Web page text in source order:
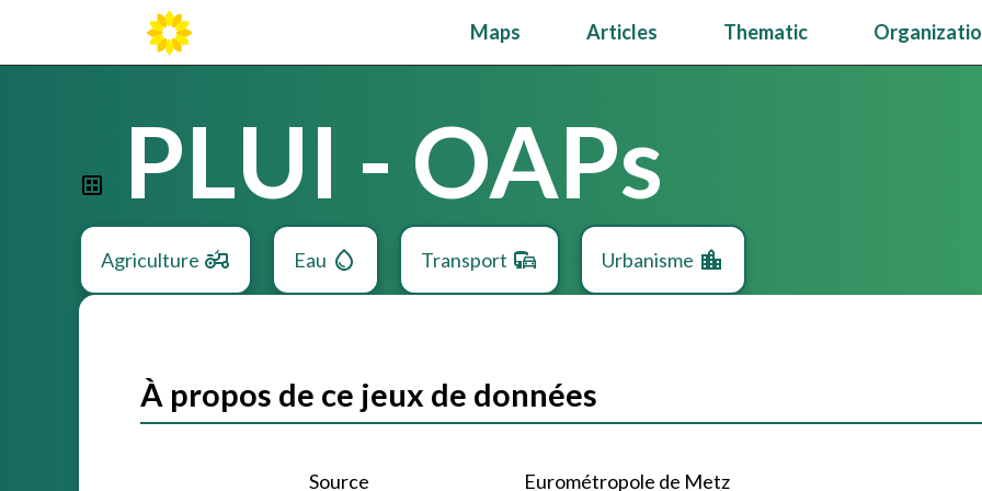
Maps Articles Thematic
PLUI - OAPs
Agriculture Eau Transport Urbanisme
À propos de ce jeux de données
Source Eurométropole de Metz